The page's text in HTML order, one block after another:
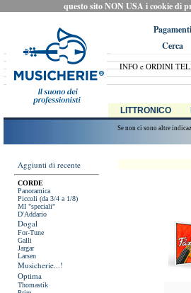
questo sito NON USA i cookie di
Pagamenti
Cerca
INFO e ORDINI
LITTRONICO
Se non ci sono altre
Aggiunti di recente
CORDE
Panoramica
Piccoli (da 3/4 a 1/8)
MI "speciali"
D'Addario
Dogal
For-Tune
Galli
Jargar
Larsen
Musicherie...!
Optima
Thomastik